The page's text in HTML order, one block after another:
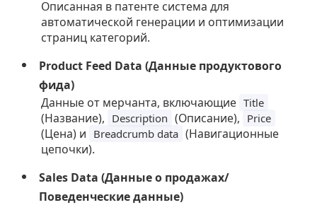
Описанная в патенте система для
автоматической генерации и оптимизации
страниц категорий.
Product Feed Data (Данные продуктового
фида)
Данные от мерчанта, включающие Title
(Название), Description (Описание), Price
(Цена) и Breadcrumb data (Навигационные
цепочки).
Sales Data (Данные о продажах/
Поведенческие данные)